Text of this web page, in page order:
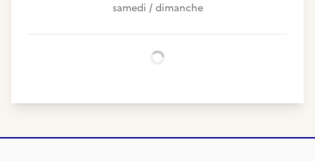
samedi / dimanche